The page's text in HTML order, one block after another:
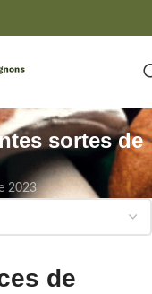
sortes de
2023
de